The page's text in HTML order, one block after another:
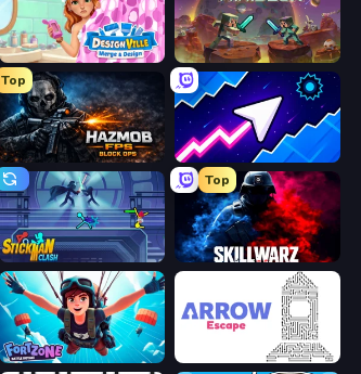
Designville: Merge & Design Miniblox
Top
Hazmob FPS: Online Shooter Space Waves
Stickman Clash
Top
SkillWarz
Fortzone Battle Royale Arrow Escape